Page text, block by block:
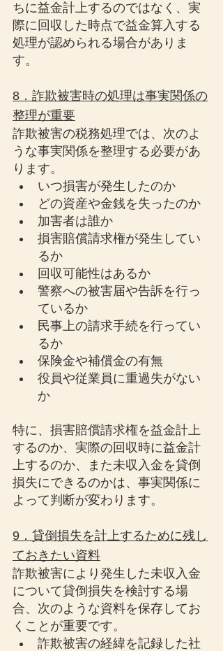
ちに益金計上するのではなく、実
際に回収した時点で益金算入する
処理が認められる場合がありま
す。
8．詐欺被害時の処理は事実関係の
整理が重要
詐欺被害の税務処理では、次のよ
うな事実関係を整理する必要があ
ります。
いつ損害が発生したのか
どの資産や金銭を失ったのか
加害者は誰か
損害賠償請求権が発生してい
るか
回収可能性はあるか
警察への被害届や告訴を行っ
ているか
民事上の請求手続を行ってい
るか
保険金や補償金の有無
役員や従業員に重過失がない
か
特に、損害賠償請求権を益金計上
するのか、実際の回収時に益金計
上するのか、また未収入金を貸倒
損失にできるのかは、事実関係に
よって判断が変わります。
9．貸倒損失を計上するために残し
ておきたい資料
詐欺被害により発生した未収入金
について貸倒損失を検討する場
合、次のような資料を保存してお
くことが重要です。
詐欺被害の経緯を記録した社